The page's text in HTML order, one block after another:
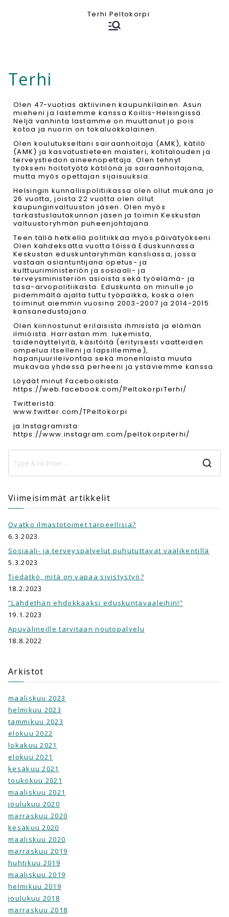
Terhi Peltokorpi
Terhi
Olen 47-vuotias aktiivinen kaupunkilainen. Asun
mieheni ja lastemme kanssa Koillis-Helsingissä.
Neljä vanhinta lastamme on muuttanut jo pois
kotoa ja nuorin on tokaluokkalainen.
Olen koulutukseltani sairaanhoitaja (AMK), kätilö
(AMK) ja kasvatustieteen maisteri, kotitalouden ja
terveystiedon aineenopettaja. Olen tehnyt
työkseni hoitotyötä kätilönä ja sairaanhoitajana,
mutta myös opettajan sijaisuuksia.
Helsingin kunnallispolitiikassa olen ollut mukana jo
26 vuotta, joista 22 vuotta olen ollut
kaupunginvaltuuston jäsen. Olen myös
tarkastuslautakunnan jäsen ja toimin Keskustan
valtuustoryhmän puheenjohtajana.
Teen tällä hetkellä politiikkaa myös päivätyökseni.
Olen kahdeksatta vuotta töissä Eduskunnassa
Keskustan eduskuntaryhmän kansliassa, jossa
vastaan asiantuntijana opetus- ja
kulttuuriministeriön ja sosiaali- ja
terveysministeriön asioista sekä työelämä- ja
tasa-arvopolitiikasta. Eduskunta on minulle jo
pidemmältä ajalta tuttu työpaikka, koska olen
toiminut aiemmin vuosina 2003-2007 ja 2014-2015
kansanedustajana.
Olen kiinnostunut erilaisista ihmisistä ja elämän
ilmiöistä. Harrastan mm. lukemista,
taidenäyttelyitä, käsitöitä (erityisesti vaatteiden
ompelua itselleni ja lapsillemme),
hapanjuurileivontaa sekä monenlaista muuta
mukavaa yhdessä perheeni ja ystäviemme kanssa.
Löydät minut Facebookista:
https://web.facebook.com/PeltokorpiTerhi/
Twitteristä:
www.twitter.com/TPeltokorpi
ja Instagramista:
https://www.instagram.com/peltokorpiterhi/
Viimeisimmät artikkelit
Ovatko ilmastotoimet tarpeellisia?
6.3.2023
Sosiaali- ja terveyspalvelut puhututtavat vaalikentillä
5.3.2023
Tiedätkö, mitä on vapaa sivistystyö?
18.2.2023
”Lähdethän ehdokkaaksi eduskuntavaaleihin!”
19.1.2023
Apuvälineille tarvitaan noutopalvelu
18.8.2022
Arkistot
maaliskuu 2023
helmikuu 2023
tammikuu 2023
elokuu 2022
lokakuu 2021
elokuu 2021
kesäkuu 2021
toukokuu 2021
maaliskuu 2021
joulukuu 2020
marraskuu 2020
kesäkuu 2020
maaliskuu 2020
marraskuu 2019
huhtikuu 2019
maaliskuu 2019
helmikuu 2019
joulukuu 2018
marraskuu 2018